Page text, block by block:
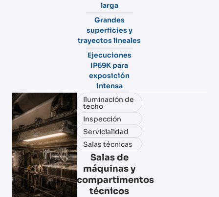
larga
Grandes
superficies y
trayectos lineales
Ejecuciones
IP69K para
exposición
intensa
Iluminación de
techo
Inspección
Servicialidad
Salas técnicas
Salas de
máquinas y
compartimentos
técnicos